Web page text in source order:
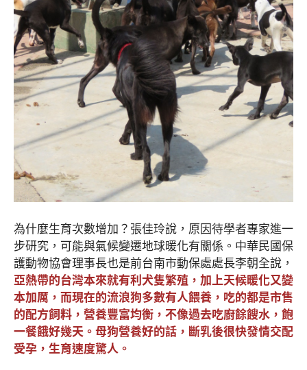
為什麼生育次數增加？張佳玲說，原因待學者專家進一
步研究，可能與氣候變遷地球暖化有關係。中華民國保
護動物協會理事長也是前台南市動保處處長李朝全說，
亞熱帶的台灣本來就有利犬隻繁殖，加上天候暖化又變
本加厲，而現在的流浪狗多數有人餵養，吃的都是市售
的配方飼料，營養豐富均衡，不像過去吃廚餘餿水，飽
一餐餓好幾天。母狗營養好的話，斷乳後很快發情交配
受孕，生育速度驚人。